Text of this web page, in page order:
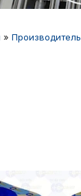
» Производитель